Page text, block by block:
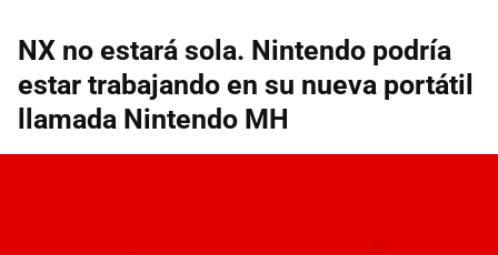
NX no estará sola. Nintendo podría
estar trabajando en su nueva portátil
llamada Nintendo MH